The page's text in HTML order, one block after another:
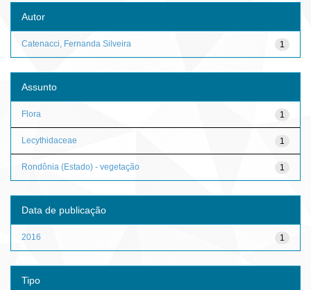
Autor
1
Catenacci, Fernanda Silveira
Assunto
1
Flora
1
Lecythidaceae
1
Rondônia (Estado) - vegetação
Data de publicação
1
2016
Tipo